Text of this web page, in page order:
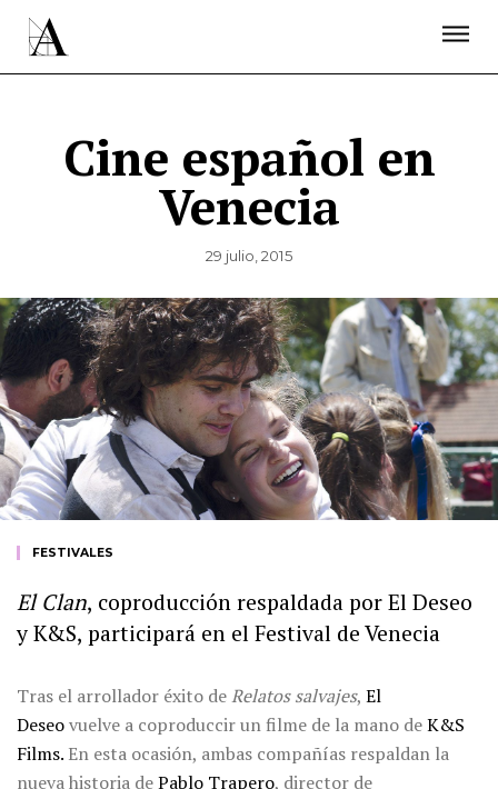
Cine español en
Venecia
29 julio, 2015
FESTIVALES
El Clan, coproducción respaldada por El Deseo
y K&S, participará en el Festival de Venecia
Tras el arrollador éxito deRelatos salvajes, El
Deseovuelve a coproduccir un filme de la mano deK&S
Films. En esta ocasión, ambas compañías respaldan la
nueva historia dePablo Trapero, director de
ÚNETE A LA ACADEMIA DE CINE
PRENSA